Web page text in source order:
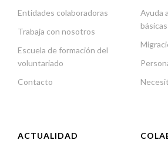
Entidades colaboradoras
Trabaja con nosotros
Escuela de formación del
voluntariado
Contacto
Ayuda
básicas
ACTUALIDAD